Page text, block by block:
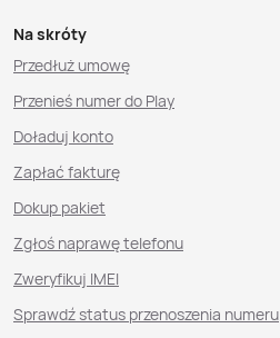
Na skróty
Przedłuż umowę
Przenieś numer do Play
Doładuj konto
Zapłać fakturę
Dokup pakiet
Zgłoś naprawę telefonu
Zweryfikuj IMEI
Sprawdź status przenoszenia numeru